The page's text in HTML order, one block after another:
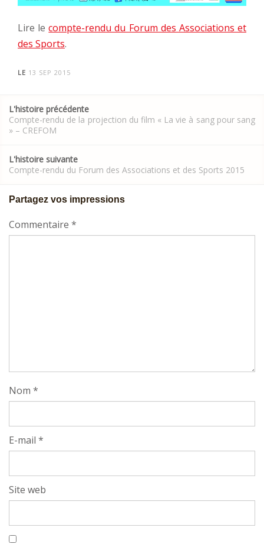
Lire lecompte-rendu du Forum des Associations et
des Sports.
LE 13 SEP 2015
navigation
L'histoire précédente
Compte-rendu de la projection du film « La vie à sang pour sang
» – CREFOM
L'histoire suivante
Compte-rendu du Forum des Associations et des Sports 2015
Partagez vos impressions
Commentaire *
Nom *
E-mail *
Site web